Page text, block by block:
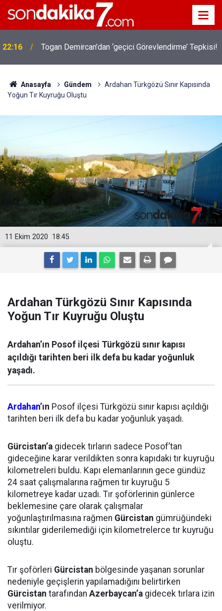
22:16 Togan Demircan’dan ‘geçici Görevlendirme’ Tepkisi!
Anasayfa Gündem
Ardahan Türkgözü Sınır Kapısında
Yoğun Tır Kuyruğu Oluştu
18:45
11 Ekim 2020
Ardahan Türkgözü Sınır Kapısında
Yoğun Tır Kuyruğu Oluştu
Ardahan’ın Posof ilçesi Türkgözü sınır kapısı
açıldığı tarihten beri ilk defa bu kadar yoğunluk
yaşadı.
Ardahan’ın Posof ilçesi Türkgözü sınır kapısı açıldığı
tarihten beri ilk defa bu kadar yoğunluk yaşadı.
Gürcistan’a gidecek tırların sadece Posof’tan
gideceğine karar verildikten sonra kapıdaki tır kuyruğu
kilometreleri buldu. Kapı elemanlarının gece gündüz
24 saat çalışmalarına rağmen tır kuyruğu 5
kilometreye kadar uzadı. Tır şoförlerinin günlerce
beklemesine çare olarak çalışmalar
yoğunlaştırılmasına rağmen Gürcistan gümrüğündeki
sıkıntılar giderilemediği için kilometrelerce tır kuyruğu
oluştu.
Tır şoförleri Gürcistan bölgesinde yaşanan sorunlar
nedeniyle geçişlerin yapılamadığını belirtirken
Gürcistan tarafından Azerbaycan’a gidecek tırlara izin
verilmiyor.